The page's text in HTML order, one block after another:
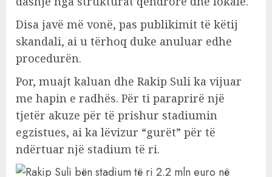
Disa javë më vonë, pas publikimit të këtij
skandali, ai u tërhoq duke anuluar edhe
procedurën.
Por, muajt kaluan dhe Rakip Suli ka vijuar
me hapin e radhës. Për ti paraprirë një
tjetër akuze për të prishur stadiumin
egzistues, ai ka lëvizur “gurët” për të
ndërtuar një stadium të ri.